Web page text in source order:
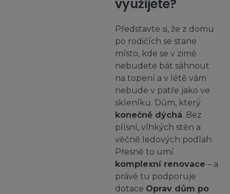
využijete?
Představte si, že z domu
po rodičích se stane
místo, kde se v zimě
nebudete bát sáhnout
na topení a v létě vám
nebude v patře jako ve
skleníku. Dům, který
konečně dýchá. Bez
plísní, vlhkých stěn a
věčně ledových podlah.
Přesně to umí
komplexní renovace – a
právě tu podporuje
dotace Oprav dům po